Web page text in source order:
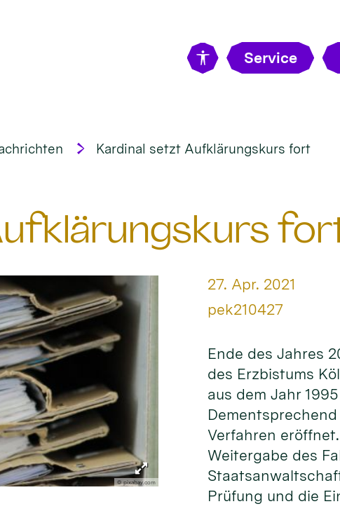
Service
Kardinal setzt Aufklärungskurs fort
© pixabay.com
Datum:
27. Apr. 2021
Von:
pek210427
Ende des Jahres
des Erzbistums
aus dem Jahr
Verfahren
Weitergabe des
Prüfung und die